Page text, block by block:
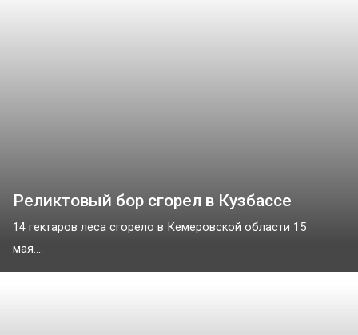
Реликтовый бор сгорел в Кузбассе
14 гектаров леса сгорело в Кемеровской области 15
мая....